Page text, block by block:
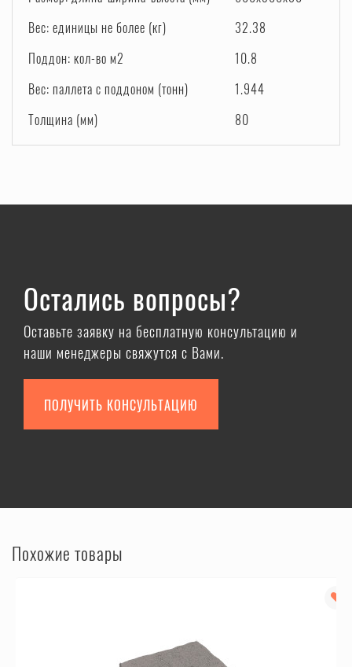
Вес: единицы не более (кг)
32.38
Поддон: кол-во м2
10.8
Вес: паллета с поддоном (тонн)
1.944
Толщина (мм)
80
Остались вопросы?
Оставьте заявку на бесплатную консультацию и
наши менеджеры свяжутся с Вами.
ПОЛУЧИТЬ КОНСУЛЬТАЦИЮ
Похожие товары